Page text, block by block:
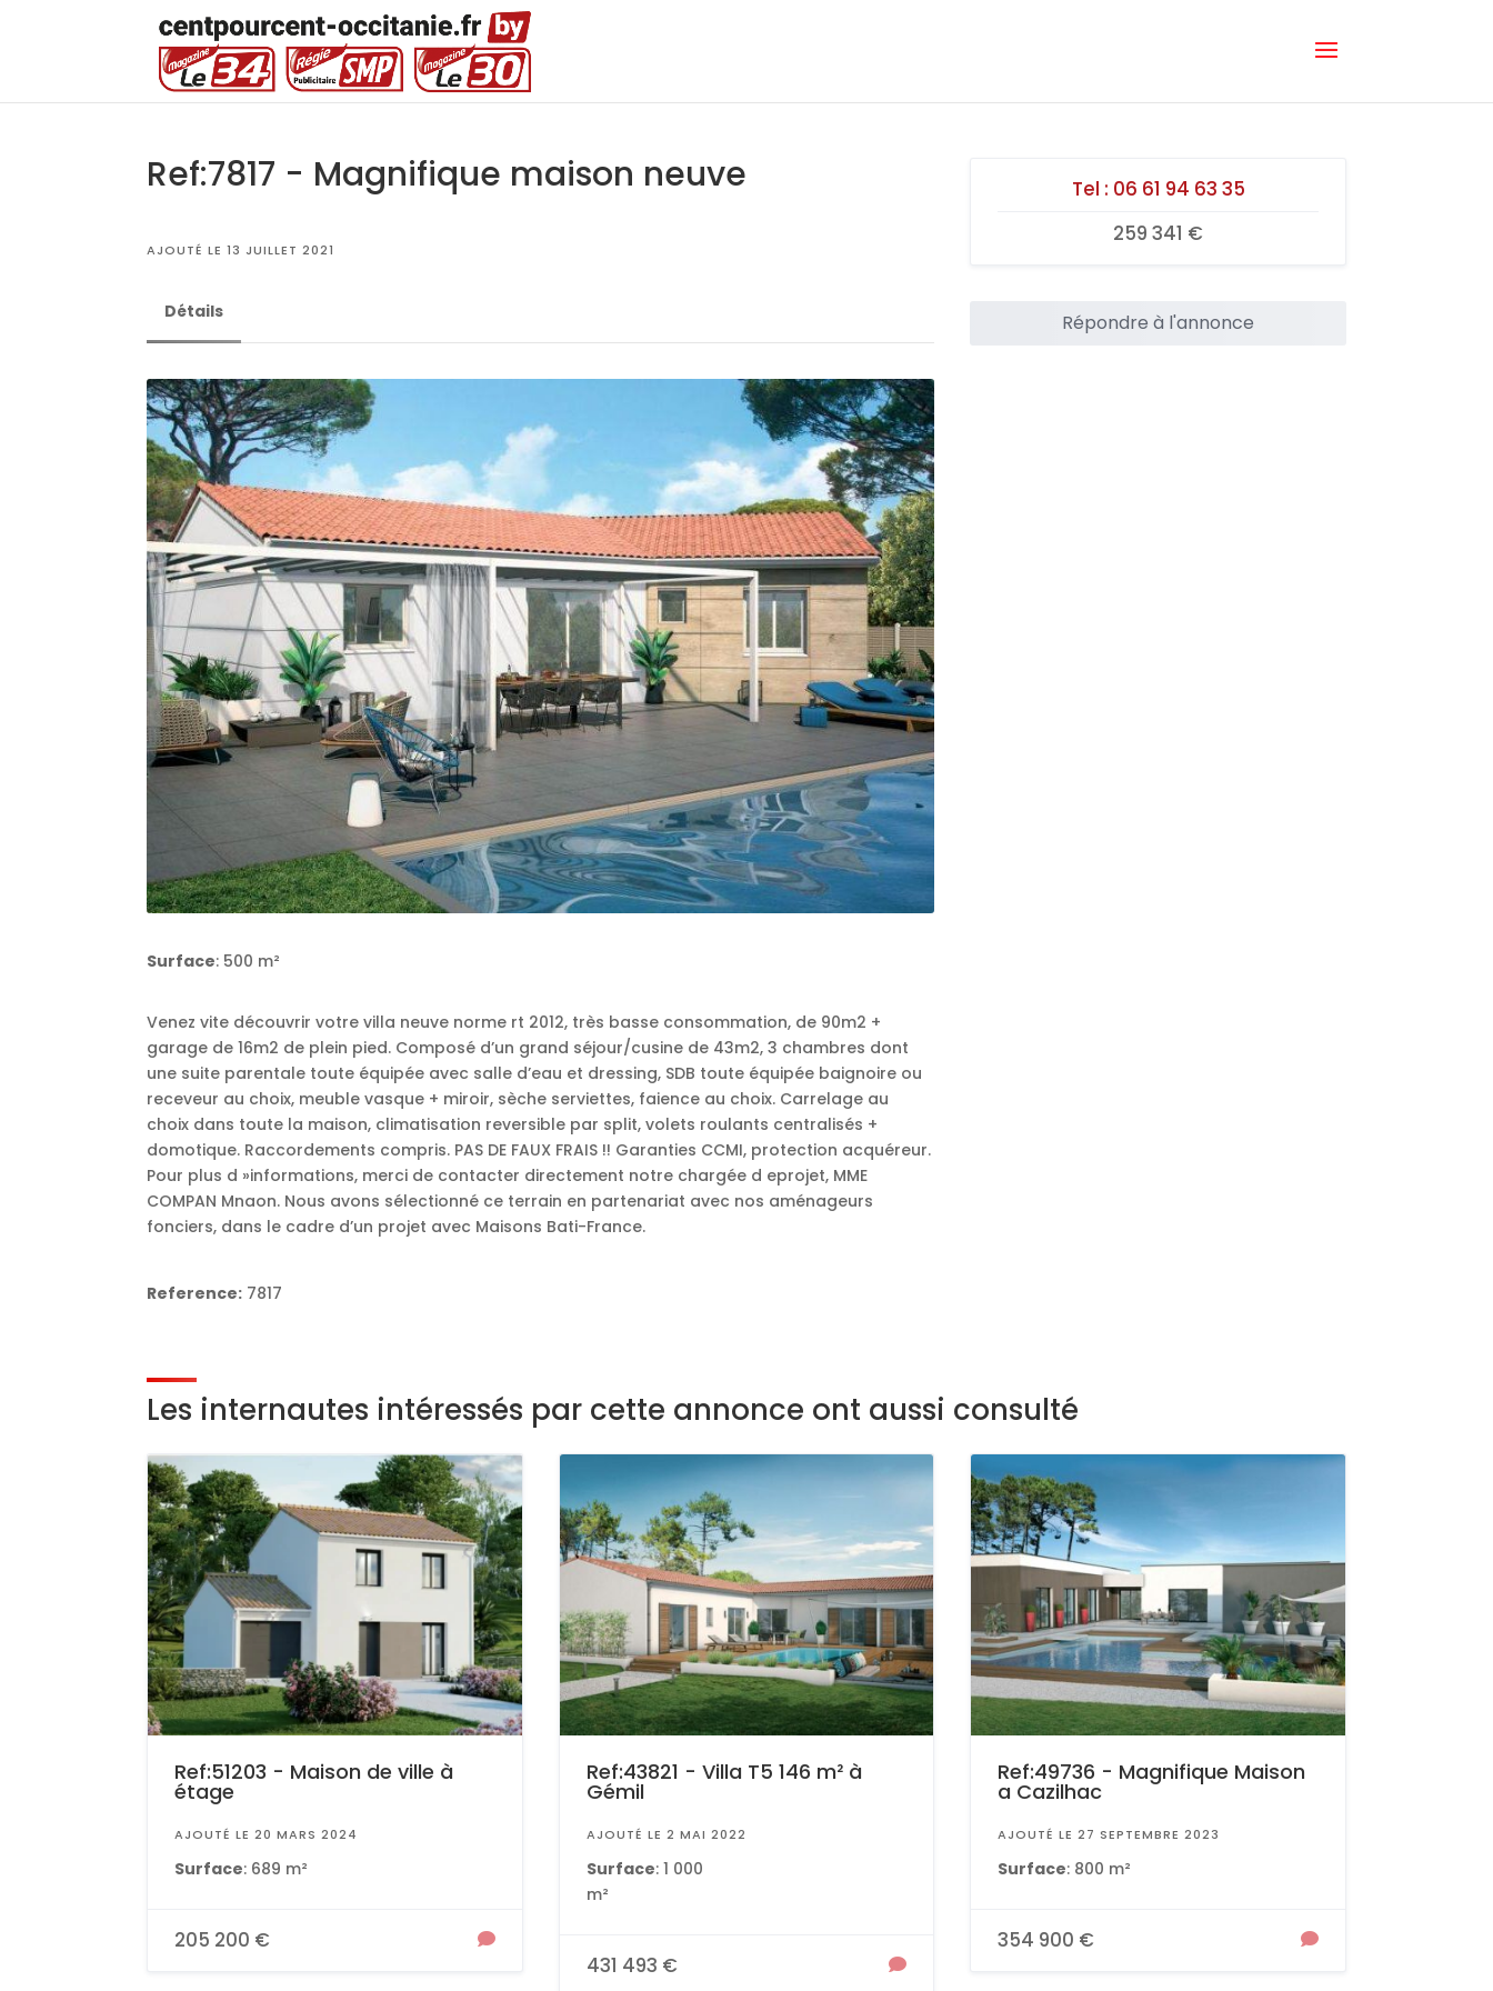
Ref:7817 - Magnifique maison neuve
AJOUTÉ LE 13 JUILLET 2021
Détails
Surface: 500 m²
Venez vite découvrir votre villa neuve norme rt 2012, très basse consommation, de 90m2 +
garage de 16m2 de plein pied. Composé d’un grand séjour/cusine de 43m2, 3 chambres dont
une suite parentale toute équipée avec salle d’eau et dressing, SDB toute équipée baignoire ou
receveur au choix, meuble vasque + miroir, sèche serviettes, faience au choix. Carrelage au
choix dans toute la maison, climatisation reversible par split, volets roulants centralisés +
domotique. Raccordements compris. PAS DE FAUX FRAIS !! Garanties CCMI, protection acquéreur.
Pour plus d »informations, merci de contacter directement notre chargée d eprojet, MME
COMPAN Mnaon. Nous avons sélectionné ce terrain en partenariat avec nos aménageurs
fonciers, dans le cadre d’un projet avec Maisons Bati-France.
Reference: 7817
Tel : 06 61 94 63 35
259 341 €
Répondre à l'annonce
Les internautes intéressés par cette annonce ont aussi consulté
Ref:51203 - Maison de ville à
étage
AJOUTÉ LE 20 MARS 2024
Surface: 689 m²
205 200 €
Ref:43821 - Villa T5 146 m² à
Gémil
AJOUTÉ LE 2 MAI 2022
Surface: 1 000
m²
431 493 €
Ref:49736 - Magnifique Maison
a Cazilhac
AJOUTÉ LE 27 SEPTEMBRE 2023
Surface: 800 m²
354 900 €